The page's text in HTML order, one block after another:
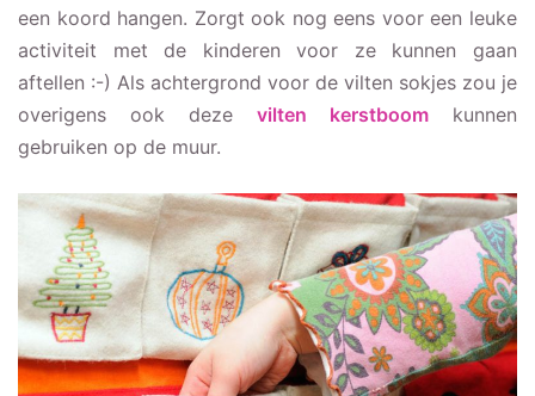
een koord hangen. Zorgt ook nog eens voor een leuke
activiteit met de kinderen voor ze kunnen gaan
aftellen :-) Als achtergrond voor de vilten sokjes zou je
overigens ook deze vilten kerstboom kunnen
gebruiken op de muur.